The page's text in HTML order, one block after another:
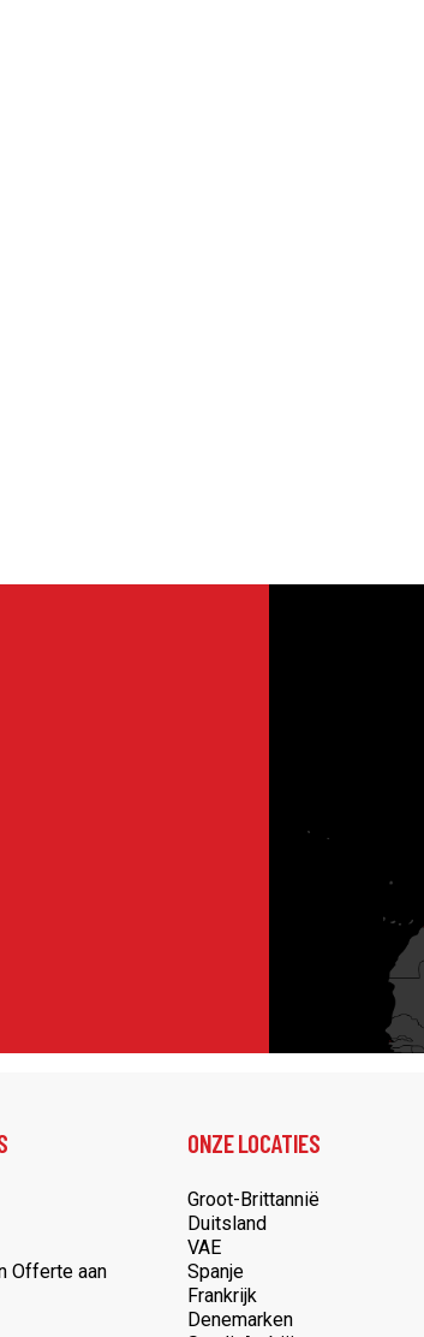
Offerte aan
ONZE LOCATIES
Groot-Brittannië
Duitsland
VAE
Spanje
Frankrijk
Denemarken